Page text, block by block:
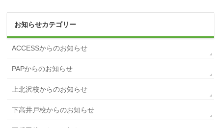
お知らせカテゴリー
ACCESSからのお知らせ
PAPからのお知らせ
上北沢校からのお知らせ
下高井戸校からのお知らせ